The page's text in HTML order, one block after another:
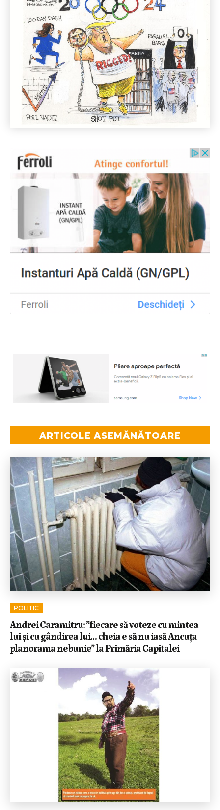
ARTICOLE ASEMĂNĂTOARE
POLITIC
Andrei Caramitru: ”fiecare să voteze cu mintea
lui și cu gândirea lui… cheia e să nu iasă Ancuța
planorama nebunie” la Primăria Capitalei